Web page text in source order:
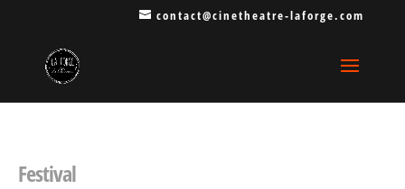
contact@cinetheatre-laforge.com
Festival